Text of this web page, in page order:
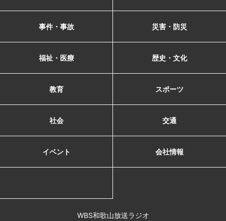
事件・事故 災害・防災
福祉・医療 歴史・文化
教育 スポーツ
社会 交通
イベント 会社情報
WBS和歌山放送ラジオ